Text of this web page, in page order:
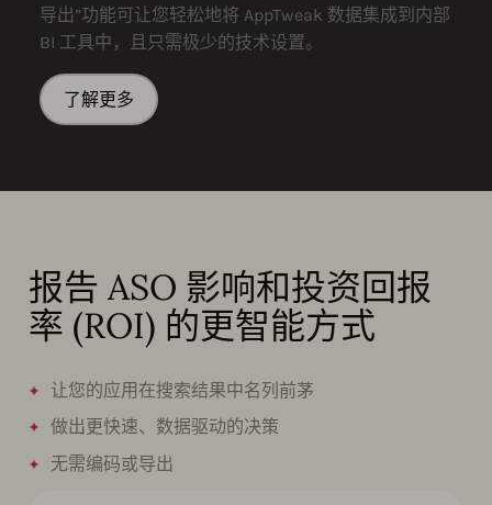
导出”功能可让您轻松地将 AppTweak 数据集成到内部
BI 工具中，且只需极少的技术设置。
了解更多
报告 ASO 影响和投资回报
率 (ROI) 的更智能方式
让您的应用在搜索结果中名列前茅
做出更快速、数据驱动的决策
无需编码或导出